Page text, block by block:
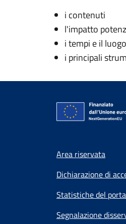
i contenuti
l'impatto
i tempi e il
i principali
Footer
Area riservata
Dichiarazione di
Statistiche del
Segnalazione